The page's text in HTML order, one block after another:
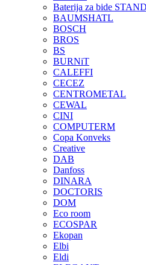
Baterija za bide
BAUMSHATL
BOSCH
BROS
BS
BURNiT
CALEFFI
CECEZ
CENTROMETAL
CEWAL
CINI
COMPUTERM
Copa Konveks
Creative
DAB
Danfoss
DINARA
DOCTORIS
DOM
Eco room
ECOSPAR
Ekopan
Elbi
Eldi